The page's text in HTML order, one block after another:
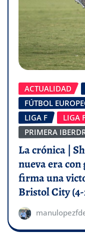
ACTUALIDAD
FÚTBOL
LIGA F
LIGA
PRIMERA
La crónica |
nueva era
firma una
Bristol City